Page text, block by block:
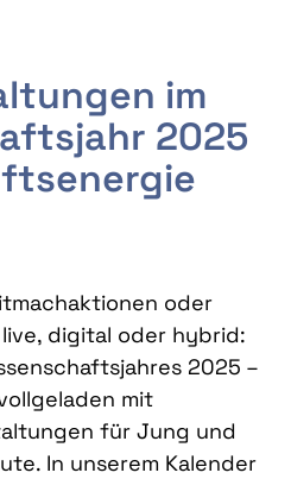
im
2025
oder
digital oder hybrid:
2025 –
mit
für Jung und
In unserem Kalender